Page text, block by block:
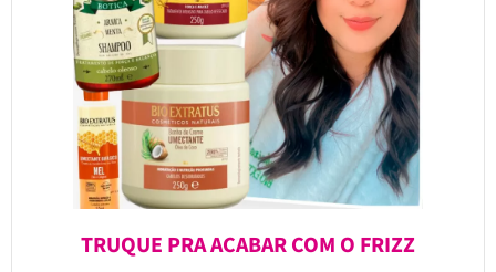
TRUQUE PRA ACABAR COM O FRIZZ